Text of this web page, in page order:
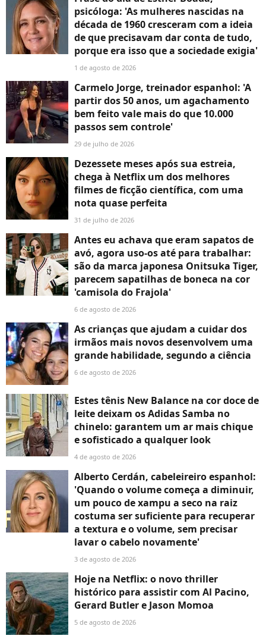
psicóloga: 'As mulheres nascidas na
década de 1960 cresceram com a ideia
de que precisavam dar conta de tudo,
porque era isso que a sociedade exigia'
1 de agosto de 2026
Carmelo Jorge, treinador espanhol: 'A
partir dos 50 anos, um agachamento
bem feito vale mais do que 10.000
passos sem controle'
29 de julho de 2026
Dezessete meses após sua estreia,
chega à Netflix um dos melhores
filmes de ficção científica, com uma
nota quase perfeita
31 de julho de 2026
Antes eu achava que eram sapatos de
avó, agora uso-os até para trabalhar:
são da marca japonesa Onitsuka Tiger,
parecem sapatilhas de boneca na cor
'camisola do Frajola'
6 de agosto de 2026
As crianças que ajudam a cuidar dos
irmãos mais novos desenvolvem uma
grande habilidade, segundo a ciência
6 de agosto de 2026
Estes tênis New Balance na cor doce de
leite deixam os Adidas Samba no
chinelo: garantem um ar mais chique
e sofisticado a qualquer look
4 de agosto de 2026
Alberto Cerdán, cabeleireiro espanhol:
'Quando o volume começa a diminuir,
um pouco de xampu a seco na raiz
costuma ser suficiente para recuperar
a textura e o volume, sem precisar
lavar o cabelo novamente'
3 de agosto de 2026
Hoje na Netflix: o novo thriller
histórico para assistir com Al Pacino,
Gerard Butler e Jason Momoa
5 de agosto de 2026